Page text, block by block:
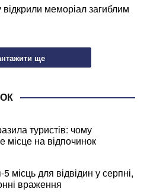
меморіал загиблим
ще
туристів: чому
місце на відпочинок
місць для відвідин у серпні,
враження